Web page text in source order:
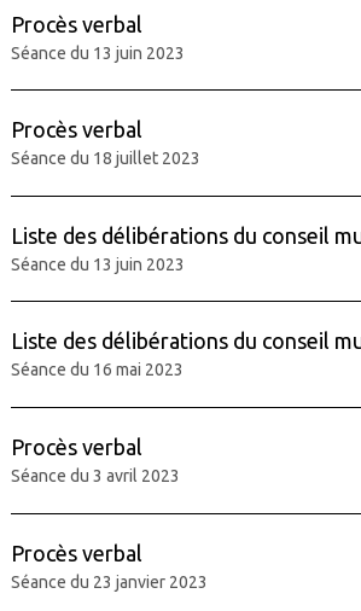
Procès verbal
Séance du 13 juin 2023
Procès verbal
Séance du 18 juillet 2023
Liste des délibérations du conseil
Séance du 13 juin 2023
Liste des délibérations du conseil
Séance du 16 mai 2023
Procès verbal
Séance du 3 avril 2023
Procès verbal
Séance du 23 janvier 2023